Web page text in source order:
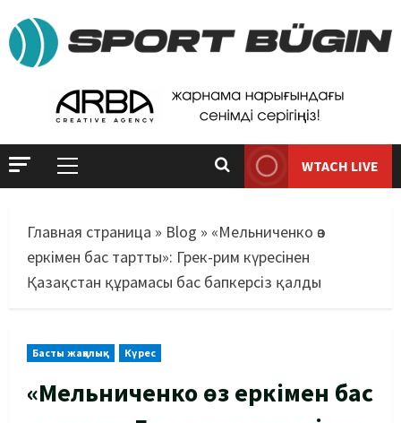
WTACH LIVE
Главная страница » Blog » «Мельниченко өз
еркімен бас тартты»: Грек-рим күресінен
Қазақстан құрамасы бас бапкерсіз қалды
Басты жаңалық Күрес
«Мельниченко өз еркімен бас